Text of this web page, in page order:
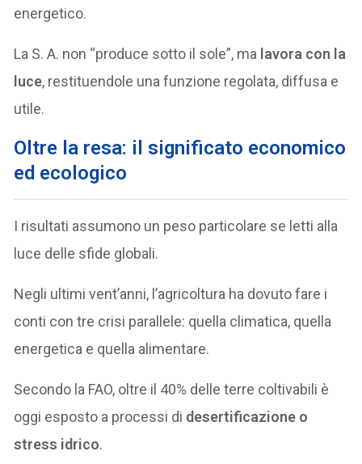
energetico.
La S. A. non “produce sotto il sole”, ma lavora con la
luce, restituendole una funzione regolata, diffusa e
utile.
Oltre la resa: il significato economico
ed ecologico
I risultati assumono un peso particolare se letti alla
luce delle sfide globali.
Negli ultimi vent’anni, l’agricoltura ha dovuto fare i
conti con tre crisi parallele: quella climatica, quella
energetica e quella alimentare.
Secondo la FAO, oltre il 40% delle terre coltivabili è
oggi esposto a processi di desertificazione o
stress idrico.